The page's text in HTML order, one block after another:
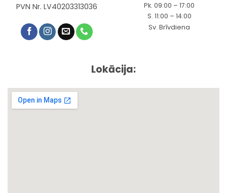
PVN Nr. LV40203313036
Pk. 09:00 – 17:00
S. 11:00 – 14:00
Sv. Brīvdiena
Lokācija: